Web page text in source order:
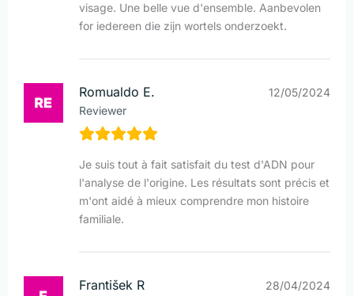
visage. Une belle vue d'ensemble. Aanbevolen
for iedereen die zijn wortels onderzoekt.
Romualdo E.
Reviewer
12/05/2024
Je suis tout à fait satisfait du test d'ADN pour
l'analyse de l'origine. Les résultats sont précis et
m'ont aidé à mieux comprendre mon histoire
familiale.
František R 28/04/2024